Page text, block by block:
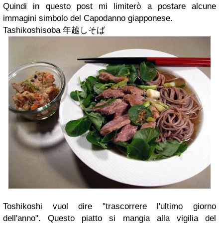
Quindi in questo post mi limiterò a postare alcune
immagini simbolo del Capodanno giapponese.
Tashikoshisoba 年越しそば
Toshikoshi vuol dire "trascorrere l'ultimo giorno
dell'anno". Questo piatto si mangia alla vigilia del